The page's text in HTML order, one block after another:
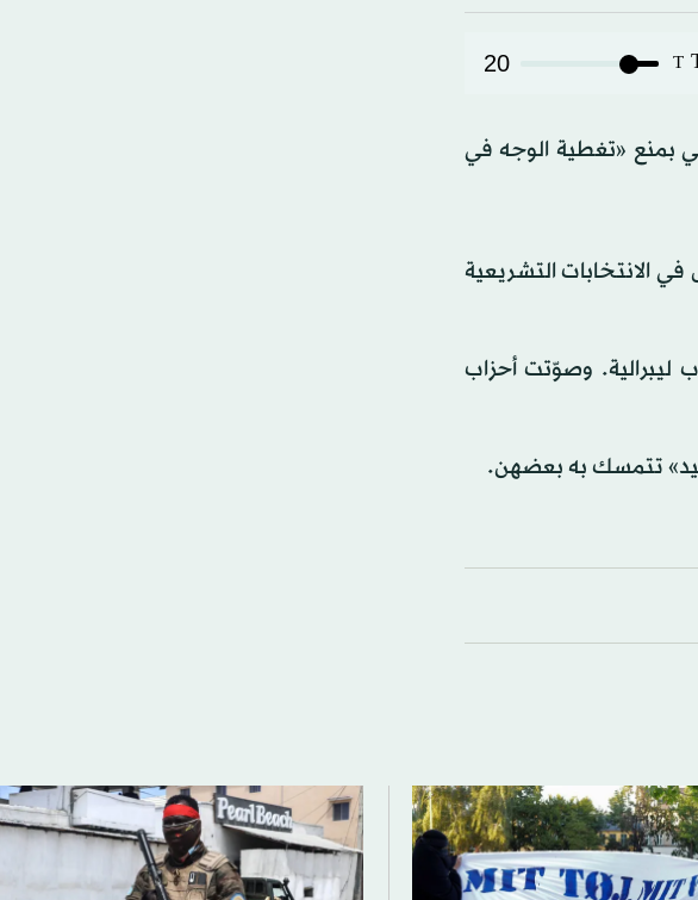
T
20
بمنع «تغطية الوجه في
الانتخابات التشريعية
ليبرالية. وصوّتت أحزاب
تتمسك به بعضهن.